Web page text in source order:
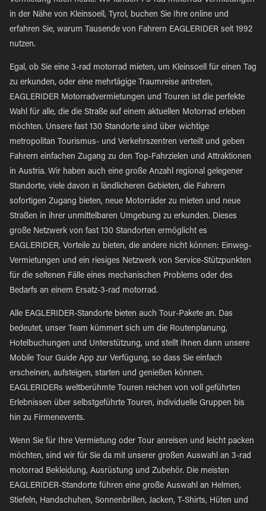
in der Nähe von Kleinsoell, Tyrol, buchen Sie Ihre online und
erfahren Sie, warum Tausende von Fahrern EAGLERIDER seit 1992
nutzen.
Egal, ob Sie eine 3-rad motorrad mieten, um Kleinsoell für einen Tag
zu erkunden, oder eine mehrtägige Traumreise antreten,
EAGLERIDER Motorradvermietungen und Touren ist die perfekte
Wahl für alle, die die Straße auf einem aktuellen Motorrad erleben
möchten. Unsere fast 130 Standorte sind über wichtige
metropolitan Tourismus- und Verkehrszentren verteilt und geben
Fahrern einfachen Zugang zu den Top-Fahrzielen und Attraktionen
in Austria. Wir haben auch eine große Anzahl regional gelegener
Standorte, viele davon in ländlicheren Gebieten, die Fahrern
sofortigen Zugang bieten, neue Motorräder zu mieten und neue
Straßen in ihrer unmittelbaren Umgebung zu erkunden. Dieses
große Netzwerk von fast 130 Standorten ermöglicht es
EAGLERIDER, Vorteile zu bieten, die andere nicht können: Einweg-
Vermietungen und ein riesiges Netzwerk von Service-Stützpunkten
für die seltenen Fälle eines mechanischen Problems oder des
Bedarfs an einem Ersatz-3-rad motorrad.
Alle EAGLERIDER-Standorte bieten auch Tour-Pakete an. Das
bedeutet, unser Team kümmert sich um die Routenplanung,
Hotelbuchungen und Unterstützung, und stellt Ihnen dann unsere
Mobile Tour Guide App zur Verfügung, so dass Sie einfach
erscheinen, aufsteigen, starten und genießen können.
EAGLERIDERs weltberühmte Touren reichen von voll geführten
Erlebnissen über selbstgeführte Touren, individuelle Gruppen bis
hin zu Firmenevents.
Wenn Sie für Ihre Vermietung oder Tour anreisen und leicht packen
möchten, sind wir für Sie da mit unserer großen Auswahl an 3-rad
motorrad Bekleidung, Ausrüstung und Zubehör. Die meisten
EAGLERIDER-Standorte führen eine große Auswahl an Helmen,
Stiefeln, Handschuhen, Sonnenbrillen, Jacken, T-Shirts, Hüten und